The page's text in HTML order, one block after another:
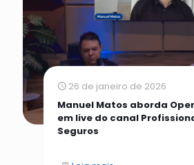
26 de janeiro de 2026
Manuel Matos aborda
em live do canal
Seguros